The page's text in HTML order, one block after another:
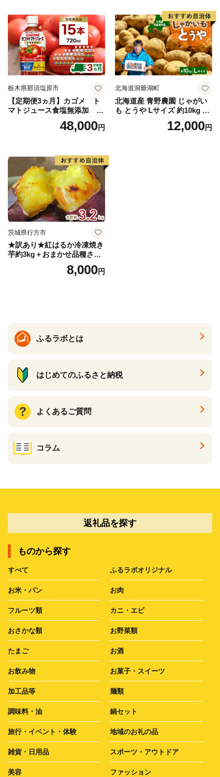
栃木県那須塩原市
【定期便3ヵ月】カゴメ ト
マトジュース食塩無添加 72
0ml PET×15本 1ケース 毎月
届く 3ヵ月 3回コース ns001-
48,000円
北海道洞爺湖町
北海道産 青野農園 じゃがい
も とうや Lサイズ 約10kg 20
26年10月初旬～12月下旬頃お
届け 先行予約 北海道 ジャガ
12,000円
茨城県行方市
★訳あり★紅はるか冷凍焼き
芋約3kg＋おまかせ品種さつ
まいも 合計約3.2kg｜さつ
まいも サツマイモ さつま芋
8,000円
ふるラボとは
はじめてのふるさと納税
よくあるご質問
コラム
返礼品を探す
ものから探す
すべて ふるラボオリジナル
お米・パン お肉
フルーツ類 カニ・エビ
おさかな類 お野菜類
たまご お酒
お飲み物 お菓子・スイーツ
加工品等 麺類
調味料・油 鍋セット
旅行・イベント・体験 地域のお礼の品
雑貨・日用品 スポーツ・アウトドア
美容 ファッション